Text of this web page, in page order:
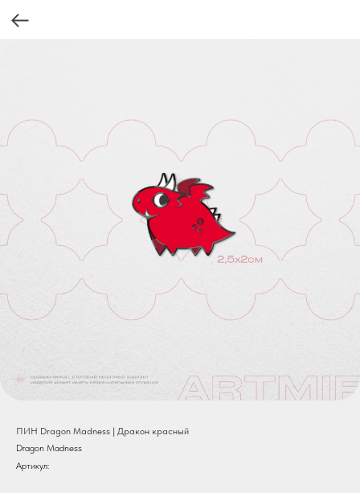
ПИН Dragon Madness | Дракон красный
Dragon Madness
Артикул: